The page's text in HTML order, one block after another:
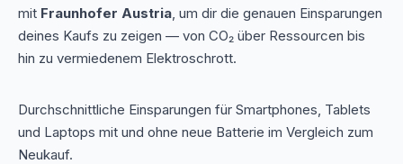
mit Fraunhofer Austria, um dir die genauen Einsparungen
deines Kaufs zu zeigen — von CO₂ über Ressourcen bis
hin zu vermiedenem Elektroschrott.
Durchschnittliche Einsparungen für Smartphones, Tablets
und Laptops mit und ohne neue Batterie im Vergleich zum
Neukauf.